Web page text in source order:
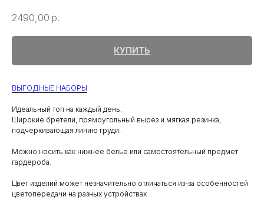
2490,00 р.
КУПИТЬ
ВЫГОДНЫЕ НАБОРЫ
Идеальный топ на каждый день.
Широкие бретели, прямоугольный вырез и мягкая резинка,
подчеркивающая линию груди.
Можно носить как нижнее белье или самостоятельный предмет
гардероба.
Цвет изделий может незначительно отличаться из-за особенностей
цветопередачи на разных устройствах